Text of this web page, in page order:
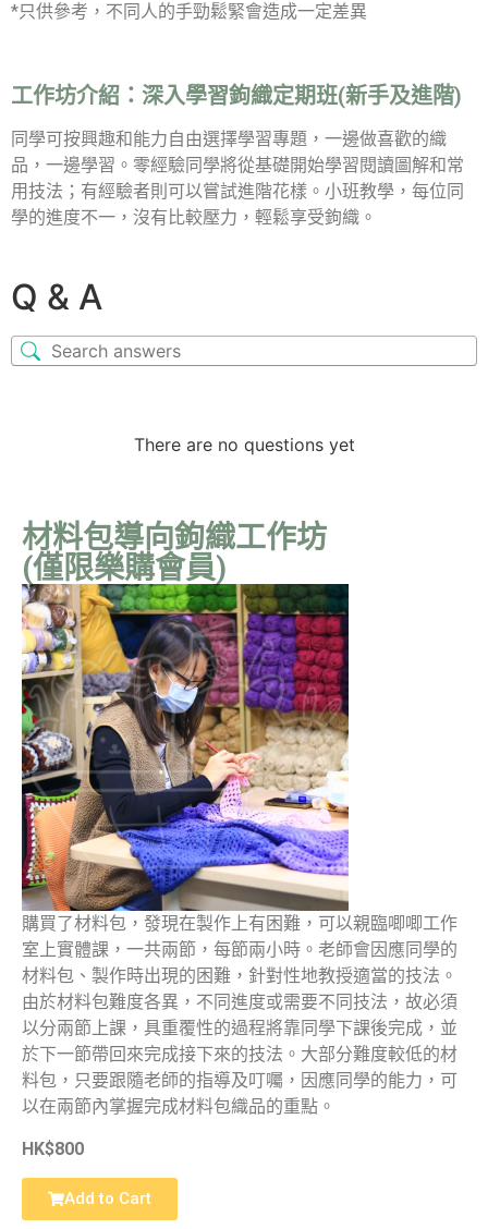
*只供參考，不同人的手勁鬆緊會造成一定差異
工作坊介紹： 深入學習鉤織定期班(新手及進階)
同學可按興趣和能力自由選擇學習專題，一邊做喜歡的織
品，一邊學習。零經驗同學將從基礎開始學習閱讀圖解和常
用技法；有經驗者則可以嘗試進階花樣。小班教學，每位同
學的進度不一，沒有比較壓力，輕鬆享受鉤織。
Q & A
There are no questions yet
材料包導向鉤織工作坊
(僅限樂購會員)
購買了材料包，發現在製作上有困難，可以親臨唧唧工作
室上實體課，一共兩節，每節兩小時。老師會因應同學的
材料包、製作時出現的困難，針對性地教授適當的技法。
由於材料包難度各異，不同進度或需要不同技法，故必須
以分兩節上課，具重覆性的過程將靠同學下課後完成，並
於下一節帶回來完成接下來的技法。大部分難度較低的材
料包，只要跟隨老師的指導及叮囑，因應同學的能力，可
以在兩節內掌握完成材料包織品的重點。
HK$800
Add to Cart